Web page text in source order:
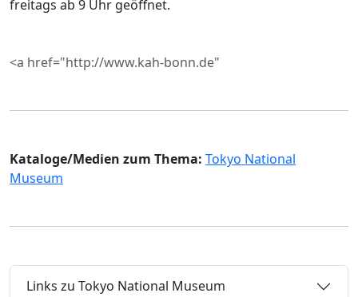
freitags ab 9 Uhr geöffnet.
<a href="http://www.kah-bonn.de"
Kataloge/Medien zum Thema: Tokyo National
Museum
Links zu Tokyo National Museum